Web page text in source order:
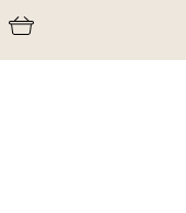
100€ via